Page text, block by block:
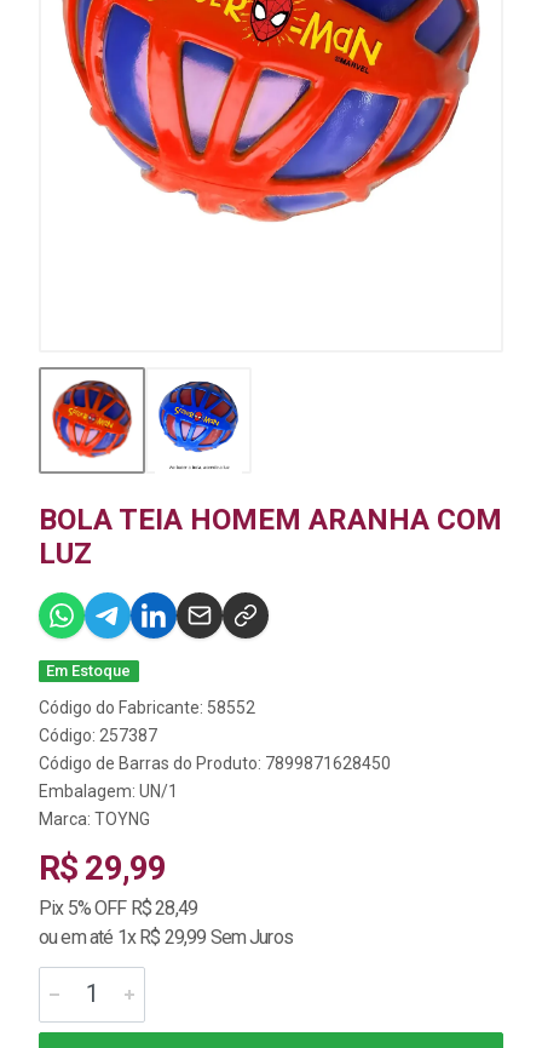
BOLA TEIA HOMEM ARANHA COM
LUZ
Em Estoque
Código do Fabricante: 58552
Código: 257387
Código de Barras do Produto: 7899871628450
Embalagem: UN/1
Marca: TOYNG
R$ 29,99
Pix 5% OFF R$ 28,49
ou em até 1x R$ 29,99 Sem Juros